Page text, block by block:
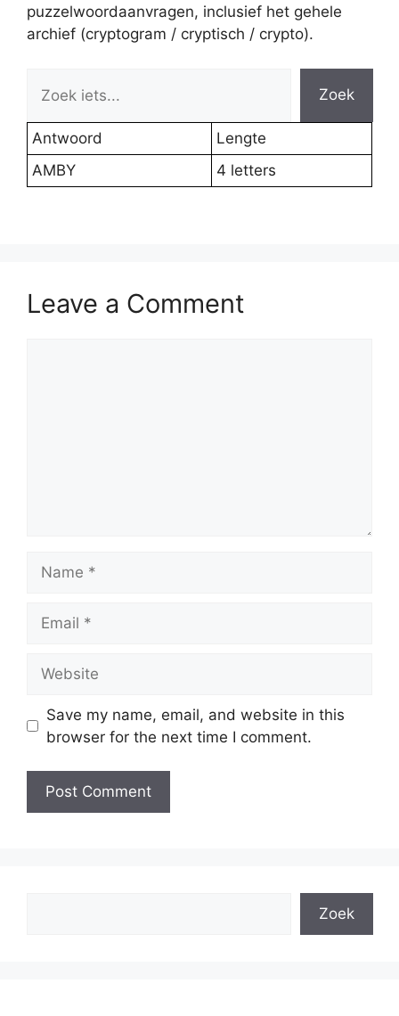
puzzelwoordaanvragen, inclusief het gehele
archief (cryptogram / cryptisch / crypto).
Zoek
Antwoord
Lengte
AMBY
4 letters
Leave a Comment
Save my name, email, and website in this
browser for the next time I comment.
Zoek